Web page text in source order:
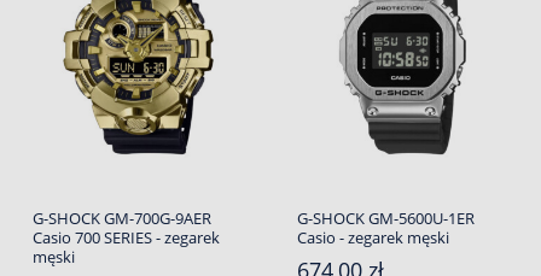
G-SHOCK GM-700G-9AER
Casio 700 SERIES - zegarek
męski
G-SHOCK GM-5600U-1ER
Casio - zegarek męski
674,00 zł